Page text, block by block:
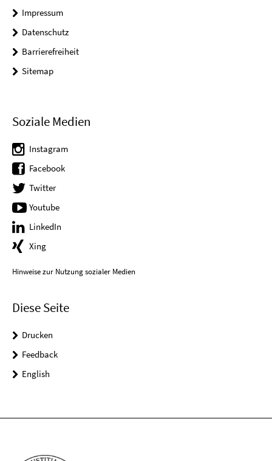
Impressum
Datenschutz
Barrierefreiheit
Sitemap
Soziale Medien
Instagram
Facebook
Twitter
Youtube
LinkedIn
Xing
Hinweise zur Nutzung sozialer Medien
Diese Seite
Drucken
Feedback
English